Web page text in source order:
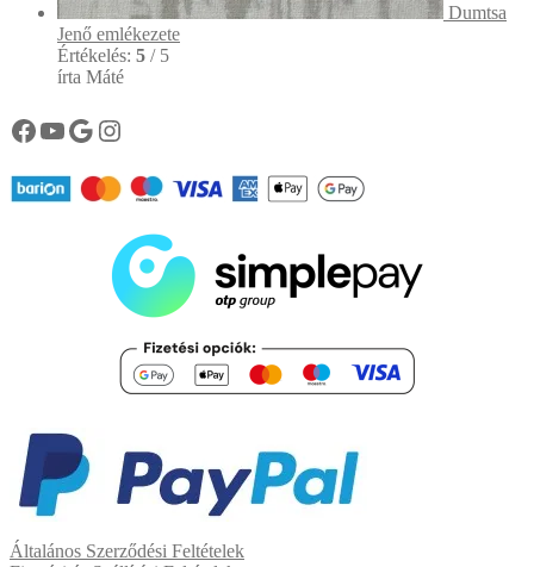
Dumtsa
Jenő emlékezete
Értékelés: 5 / 5
írta Máté
Könyvtárunk facebook oldala
Könyvtárunk YouTube csatornája
Google
Instagram
Általános Szerződési Feltételek